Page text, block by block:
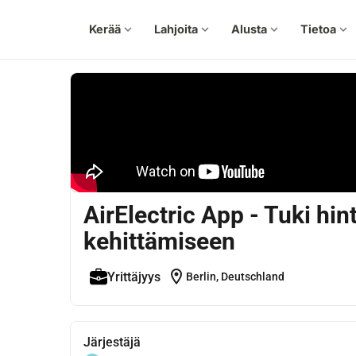
Kerää expand_more Lahjoita expand_more Alusta expand_more Tietoa expand_more
AirElectric App - Tuki
kehittämiseen
Yrittäjyys location_on Berlin, Deutschland
Järjestäjä